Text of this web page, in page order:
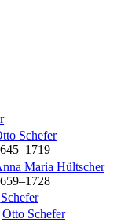
Schefer
–1719
Maria Hültscher
–1728
Schefer
Otto Schefer